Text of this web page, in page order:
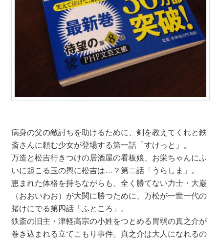
病身の父の敵討ちを助けるために、剣を教えてくれと鉄
斎さんに頼む少女が登場する第一話「すけっと」。
万造と松吉行きつけの居酒屋の看板娘、お栄ちゃんにふ
いに起こる玉の輿に松吉は…？第二話「うらしま」。
恵まれた体格を持ちながらも、全く勝てない力士・大巌
（おおいわお）が大関に勝つために、万松が一世一代の
賭けにでる第四話「ふところ」。
鉄斎の旧主・津軽高宗の小姓をつとめる胃弱の真之介が
巻き込まれる立てこもり事件。真之介は大人になれるの